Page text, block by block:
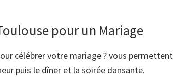
pour un Mariage
célébrer votre mariage ? vous permettent
puis le dîner et la soirée dansante.